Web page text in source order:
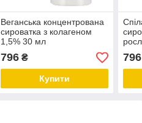
Веганська концентрована
сироватка з колагеном
1,5% 30 мл
796₴
Купити
796